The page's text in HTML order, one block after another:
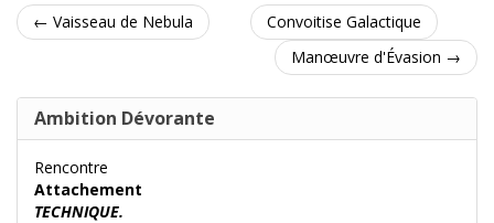
← Vaisseau de Nebula
Convoitise Galactique
Manœuvre d'Évasion →
Ambition Dévorante
Rencontre
Attachement
TECHNIQUE.